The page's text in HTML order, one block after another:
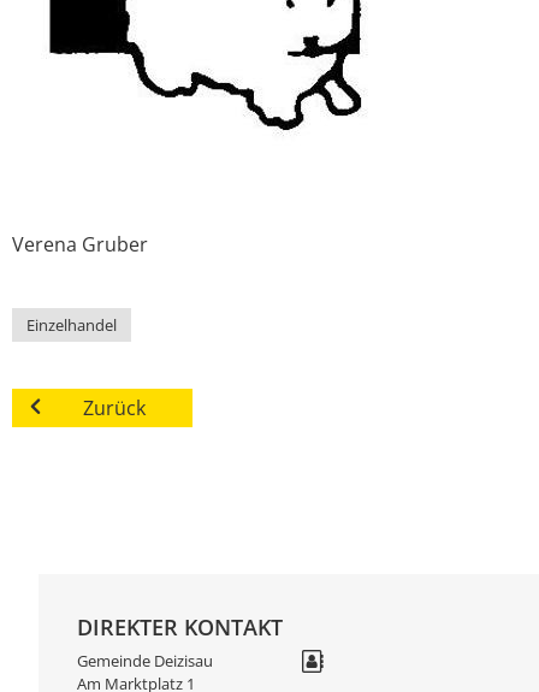
Verena Gruber
Einzelhandel
Zurück
DIREKTER KONTAKT
Gemeinde Deizisau
Am Marktplatz 1